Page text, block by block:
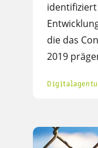
die das
2019